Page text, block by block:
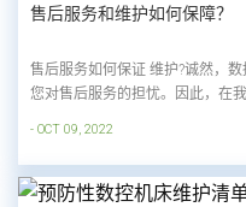
售后服务和维护如何保障？
售后服务如何保证 维护?诚然，
您对售后服务的担忧。因此，在
- OCT 09, 2022